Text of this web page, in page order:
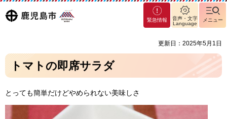
鹿児島
マグ
マシ
緊急情報
音声・文字
Language
メニュー
更新日：2025年5月1日
トマトの即席サラダ
とっても簡単だけどやめられない美味しさ